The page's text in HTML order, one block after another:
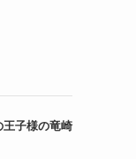
王子様の竜崎